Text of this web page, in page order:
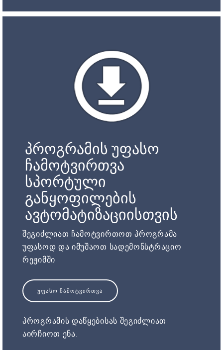
პროგრამის უფასო
ჩამოტვირთვა
სპორტული
განყოფილების
ავტომატიზაციისთვის
შეგიძლიათ ჩამოტვირთოთ პროგრამა
უფასოდ და იმუშაოთ სადემონსტრაციო
რეჟიმში
ᲣᲤᲐᲡᲝ ᲩᲐᲛᲝᲢᲕᲘᲠᲗᲕᲐ
პროგრამის დაწყებისას შეგიძლიათ
აირჩიოთ ენა.